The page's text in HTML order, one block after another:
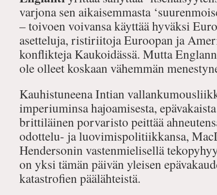
varjona sen aikaisemmasta
– toivoen voivansa käyttää hyväksi
asetteluja, ristiriitoja Euroopan ja
konflikteja Kaukoidässä. Mutta
ole olleet koskaan vähemmän
Kauhistuneena Intian
imperiuminsa hajoamisesta,
brittiläinen porvaristo peittää
odottelu- ja luovimispolitiikkansa,
Hendersonin vastenmielisellä
on yksi tämän päivän yleisen
katastrofien päälähteistä.